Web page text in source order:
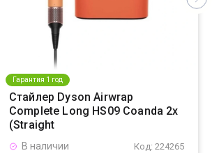
Гарантия 1 год
Стайлер Dyson Airwrap
Complete Long HS09 Coanda 2x
(Straight
Код: 224265
В наличии